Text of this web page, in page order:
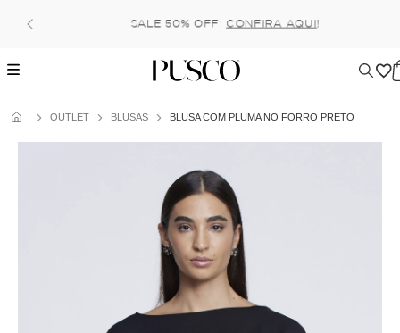
6x (parcela mínima de 100 reais) sem juros!
OUTLET BLUSAS BLUSA COM PLUMA NO FORRO PRETO